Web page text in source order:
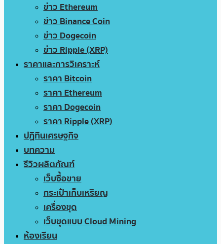
ข่าว Ethereum
ข่าว Binance Coin
ข่าว Dogecoin
ข่าว Ripple (XRP)
ราคาและการวิเคราะห์
ราคา Bitcoin
ราคา Ethereum
ราคา Dogecoin
ราคา Ripple (XRP)
ปฏิทินเศรษฐกิจ
บทความ
รีวิวผลิตภัณฑ์
เว็บซื้อขาย
กระเป๋าเก็บเหรียญ
เครื่องขุด
เว็บขุดแบบ Cloud Mining
ห้องเรียน